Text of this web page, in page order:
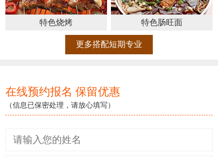
特色烧烤 特色肠旺面
更多搭配短期专业
在线预约报名 保留优惠
（信息已保密处理，请放心填写）